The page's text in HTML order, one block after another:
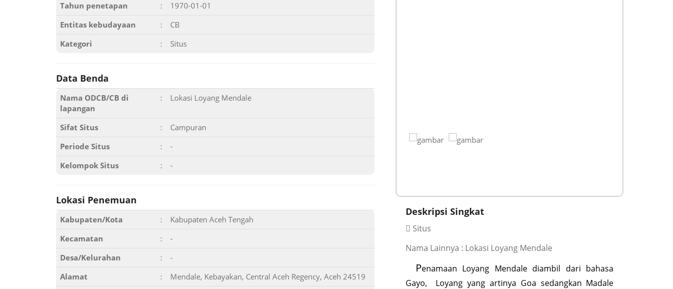
Tahun penetapan :
1970-01-01
Entitas kebudayaan
:
CB
Kategori
: Situs
Data Benda
Nama ODCB/CB di
lapangan
: Lokasi Loyang Mendale
Sifat Situs :
Campuran
Periode Situs
:
-
Kelompok Situs
: -
Lokasi Penemuan
Kabupaten/Kota :
Kabupaten Aceh Tengah
Kecamatan
:
-
Desa/Kelurahan
:
-
Alamat
:
Mendale, Kebayakan, Central Aceh Regency, Aceh 24519
Deskripsi Singkat
Situs
Nama Lainnya : Lokasi Loyang Mendale
Penamaan Loyang Mendale diambil dari bahasa
Gayo, Loyang yang artinya Goa sedangkan Madale